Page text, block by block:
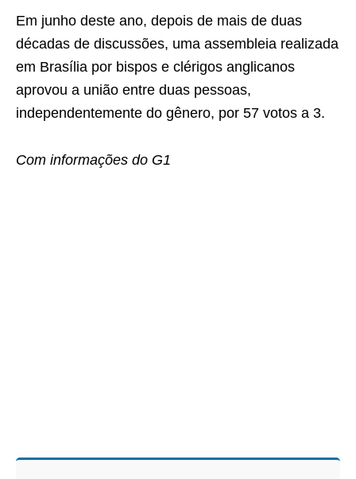
Em junho deste ano, depois de mais de duas
décadas de discussões, uma assembleia realizada
em Brasília por bispos e clérigos anglicanos
aprovou a união entre duas pessoas,
independentemente do gênero, por 57 votos a 3.
Com informações do G1